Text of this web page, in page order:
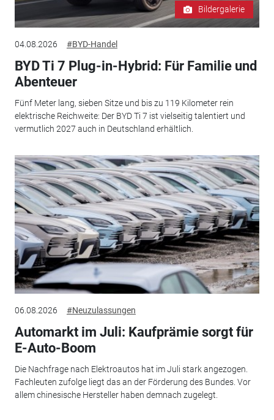
Bildergalerie
04.08.2026 #BYD-Handel
BYD Ti 7 Plug-in-Hybrid: Für Familie und
Abenteuer
Fünf Meter lang, sieben Sitze und bis zu 119 Kilometer rein
elektrische Reichweite: Der BYD Ti 7 ist vielseitig talentiert und
vermutlich 2027 auch in Deutschland erhältlich.
06.08.2026 #Neuzulassungen
Automarkt im Juli: Kaufprämie sorgt für
E-Auto-Boom
Die Nachfrage nach Elektroautos hat im Juli stark angezogen.
Fachleuten zufolge liegt das an der Förderung des Bundes. Vor
allem chinesische Hersteller haben demnach zugelegt.